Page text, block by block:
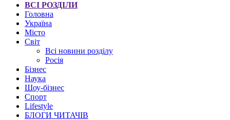
ВСІ РОЗДІЛИ
Головна
Україна
Місто
Світ
Всі новини розділу
Росія
Бізнес
Наука
Шоу-бізнес
Спорт
Lifestyle
БЛОГИ ЧИТАЧІВ